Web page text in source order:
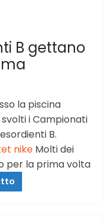
B gettano
la piscina
i Campionati
B.
nike Molti dei
per la prima volta